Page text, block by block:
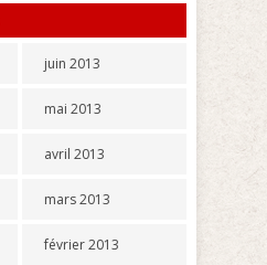
juin 2013
mai 2013
avril 2013
mars 2013
février 2013